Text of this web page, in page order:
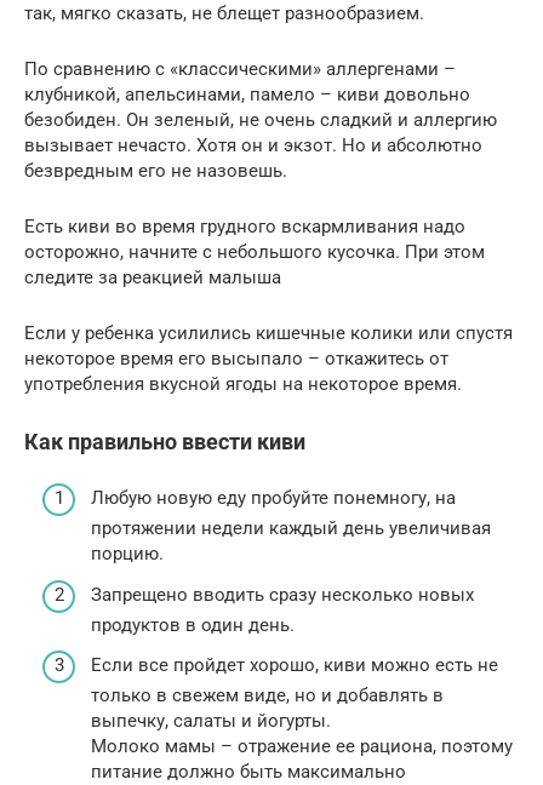
так, мягко сказать, не блещет разнообразием.
По сравнению с «классическими» аллергенами –
клубникой, апельсинами, памело – киви довольно
безобиден. Он зеленый, не очень сладкий и аллергию
вызывает нечасто. Хотя он и экзот. Но и абсолютно
безвредным его не назовешь.
Есть киви во время грудного вскармливания надо
осторожно, начните с небольшого кусочка. При этом
следите за реакцией малыша
Если у ребенка усилились кишечные колики или спустя
некоторое время его высыпало – откажитесь от
употребления вкусной ягоды на некоторое время.
Как правильно ввести киви
Любую новую еду пробуйте понемногу, на
протяжении недели каждый день увеличивая
порцию.
Запрещено вводить сразу несколько новых
продуктов в один день.
Если все пройдет хорошо, киви можно есть не
только в свежем виде, но и добавлять в
выпечку, салаты и йогурты.
Молоко мамы – отражение ее рациона, поэтому
питание должно быть максимально